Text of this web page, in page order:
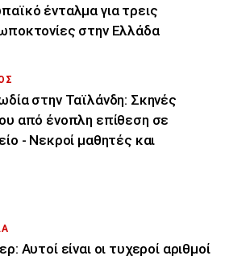
ένταλμα για τρεις
στην Ελλάδα
στην Ταϊλάνδη: Σκηνές
από ένοπλη επίθεση σε
- Νεκροί μαθητές και
Αυτοί είναι οι τυχεροί αριθμοί